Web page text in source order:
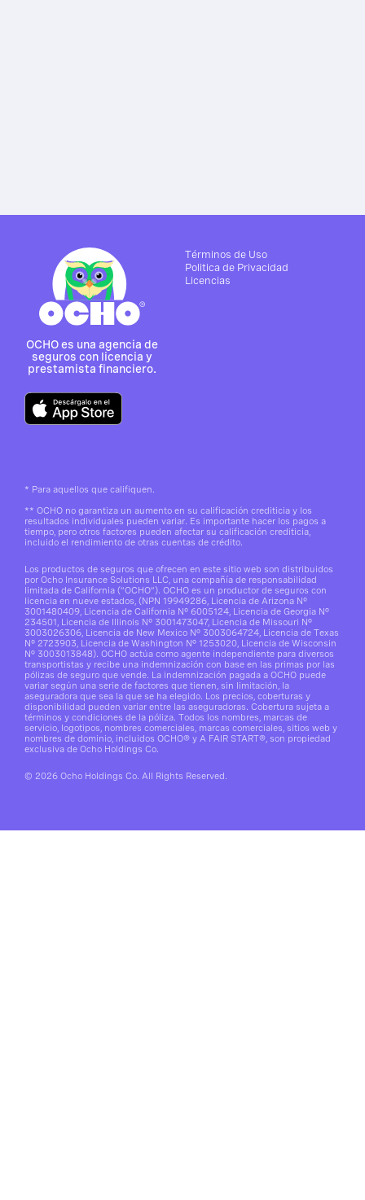
OCHO es una agencia de
seguros con licencia y
prestamista financiero.
Términos de Uso
Politica de Privacidad
Licencias
* Para aquellos que califiquen.
** OCHO no garantiza un aumento en su calificación crediticia y los
resultados individuales pueden variar. Es importante hacer los pagos a
tiempo, pero otros factores pueden afectar su calificación crediticia,
incluido el rendimiento de otras cuentas de crédito.
Los productos de seguros que ofrecen en este sitio web son distribuidos
por Ocho Insurance Solutions LLC, una compañía de responsabilidad
limitada de California (“OCHO”). OCHO es un productor de seguros con
licencia en nueve estados, (NPN 19949286, Licencia de Arizona N°
3001480409, Licencia de California N° 6005124, Licencia de Georgia Nº
234501, Licencia de Illinois N° 3001473047, Licencia de Missouri Nº
3003026306, Licencia de New Mexico Nº 3003064724, Licencia de Texas
N° 2723903, Licencia de Washington Nº 1253020, Licencia de Wisconsin
Nº 3003013848). OCHO actúa como agente independiente para diversos
transportistas y recibe una indemnización con base en las primas por las
pólizas de seguro que vende. La indemnización pagada a OCHO puede
variar según una serie de factores que tienen, sin limitación, la
aseguradora que sea la que se ha elegido. Los precios, coberturas y
disponibilidad pueden variar entre las aseguradoras. Cobertura sujeta a
términos y condiciones de la póliza. Todos los nombres, marcas de
servicio, logotipos, nombres comerciales, marcas comerciales, sitios web y
nombres de dominio, incluidos OCHO® y A FAIR START®, son propiedad
exclusiva de Ocho Holdings Co.
© 2026 Ocho Holdings Co. All Rights Reserved.